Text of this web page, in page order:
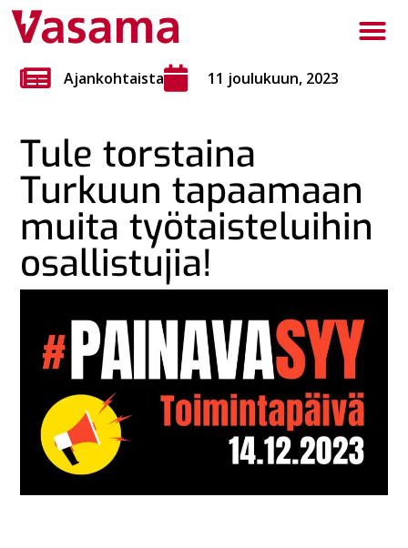
Ajankohtaista 11 joulukuun, 2023
Tule torstaina
Turkuun tapaamaan
muita työtaisteluihin
osallistujia!